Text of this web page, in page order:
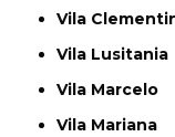
Vila
Vila Lusitania
Vila Marcelo
Vila Mariana